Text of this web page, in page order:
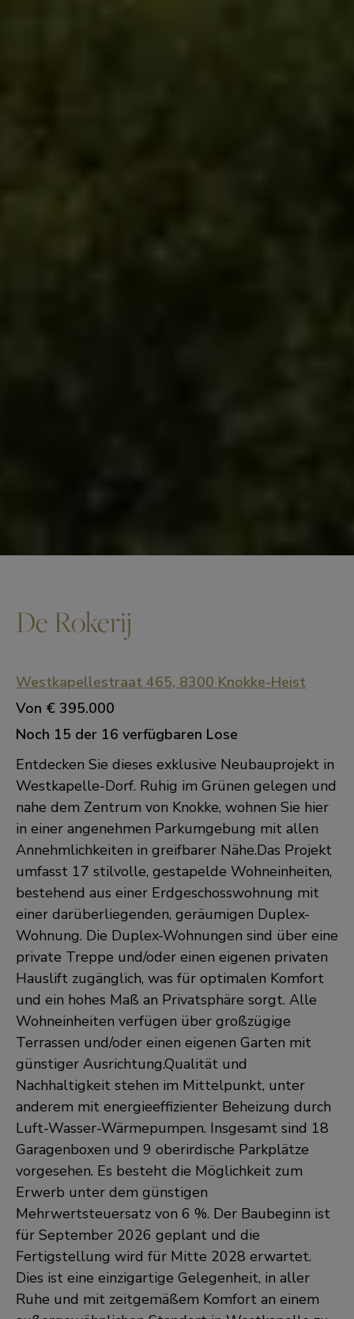
De Rokerij
Westkapellestraat 465, 8300 Knokke-Heist
Von € 395.000
Noch 15 der 16 verfügbaren Lose
Entdecken Sie dieses exklusive Neubauprojekt in
Westkapelle-Dorf. Ruhig im Grünen gelegen und
nahe dem Zentrum von Knokke, wohnen Sie hier
in einer angenehmen Parkumgebung mit allen
Annehmlichkeiten in greifbarer Nähe.Das Projekt
umfasst 17 stilvolle, gestapelde Wohneinheiten,
bestehend aus einer Erdgeschosswohnung mit
einer darüberliegenden, geräumigen Duplex-
Wohnung. Die Duplex-Wohnungen sind über eine
private Treppe und/oder einen eigenen privaten
Hauslift zugänglich, was für optimalen Komfort
und ein hohes Maß an Privatsphäre sorgt. Alle
Wohneinheiten verfügen über großzügige
Terrassen und/oder einen eigenen Garten mit
günstiger Ausrichtung.Qualität und
Nachhaltigkeit stehen im Mittelpunkt, unter
anderem mit energieeffizienter Beheizung durch
Luft-Wasser-Wärmepumpen. Insgesamt sind 18
Garagenboxen und 9 oberirdische Parkplätze
vorgesehen. Es besteht die Möglichkeit zum
Erwerb unter dem günstigen
Mehrwertsteuersatz von 6 %. Der Baubeginn ist
für September 2026 geplant und die
Fertigstellung wird für Mitte 2028 erwartet.
Dies ist eine einzigartige Gelegenheit, in aller
Ruhe und mit zeitgemäßem Komfort an einem